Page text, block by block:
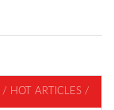
/ HOT ARTICLES /